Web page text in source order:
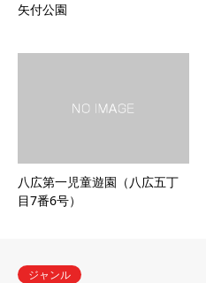
矢付公園
八広第一児童遊園（八広五丁
目7番6号）
ジャンル